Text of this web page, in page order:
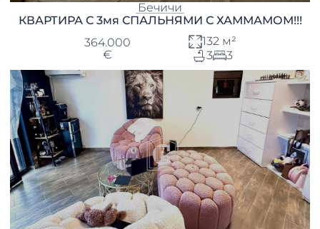
Бечичи
КВАРТИРА С 3мя СПАЛЬНЯМИ С ХАММАМОМ!!!
364.000
€
132 м²
3
3